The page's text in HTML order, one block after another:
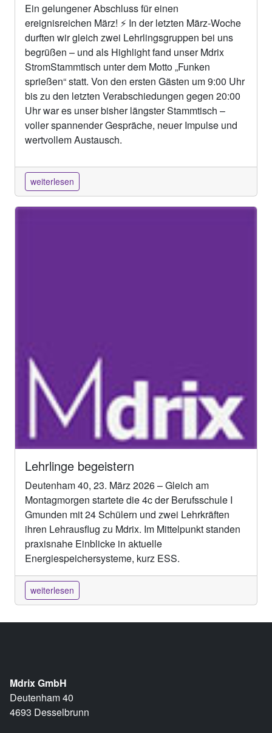
Ein gelungener Abschluss für einen
ereignisreichen März! ⚡ In der letzten März-Woche
durften wir gleich zwei Lehrlingsgruppen bei uns
begrüßen – und als Highlight fand unser Mdrix
StromStammtisch unter dem Motto „Funken
sprießen“ statt. Von den ersten Gästen um 9:00 Uhr
bis zu den letzten Verabschiedungen gegen 20:00
Uhr war es unser bisher längster Stammtisch –
voller spannender Gespräche, neuer Impulse und
wertvollem Austausch.
weiterlesen
Lehrlinge begeistern
Deutenham 40, 23. März 2026 – Gleich am
Montagmorgen startete die 4c der Berufsschule I
Gmunden mit 24 Schülern und zwei Lehrkräften
ihren Lehrausflug zu Mdrix. Im Mittelpunkt standen
praxisnahe Einblicke in aktuelle
Energiespeichersysteme, kurz ESS.
weiterlesen
Mdrix GmbH
Deutenham 40
4693 Desselbrunn